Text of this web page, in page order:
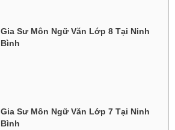
Gia Sư Môn Ngữ Văn Lớp 8 Tại Ninh
Bình
Gia Sư Môn Ngữ Văn Lớp 7 Tại Ninh
Bình